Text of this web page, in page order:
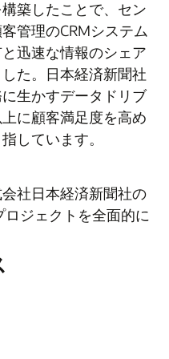
築したことで、セン
管理のCRMシステム
迅速な情報のシェア
た。日本経済新聞社
生かすデータドリブ
に顧客満足度を高め
しています。
社日本経済新聞社の
ロジェクトを全面的に